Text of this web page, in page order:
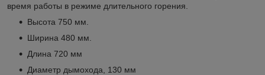
время работы в режиме длительного горения.
Высота 750 мм.
Ширина 480 мм.
Длина 720 мм
Диаметр дымохода, 130 мм